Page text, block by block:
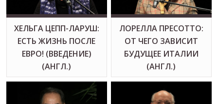
ХЕЛЬГА ЦЕПП-ЛАРУШ:
ЕСТЬ ЖИЗНЬ ПОСЛЕ
ЕВРО! (ВВЕДЕНИЕ)
(АНГЛ.)
ЛОРЕЛЛА ПРЕСOТТО:
ОТ ЧЕГО ЗАВИСИТ
БУДУЩЕЕ ИТАЛИИ
(АНГЛ.)